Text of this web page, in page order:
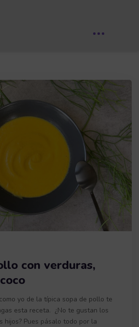
con verduras,
yo de la típica sopa de pollo te
esta receta. ¿No te gustan los
hijos? Pues pásalo todo por la